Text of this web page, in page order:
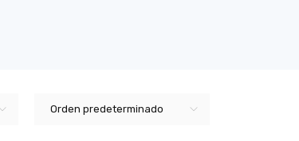
Orden predeterminado